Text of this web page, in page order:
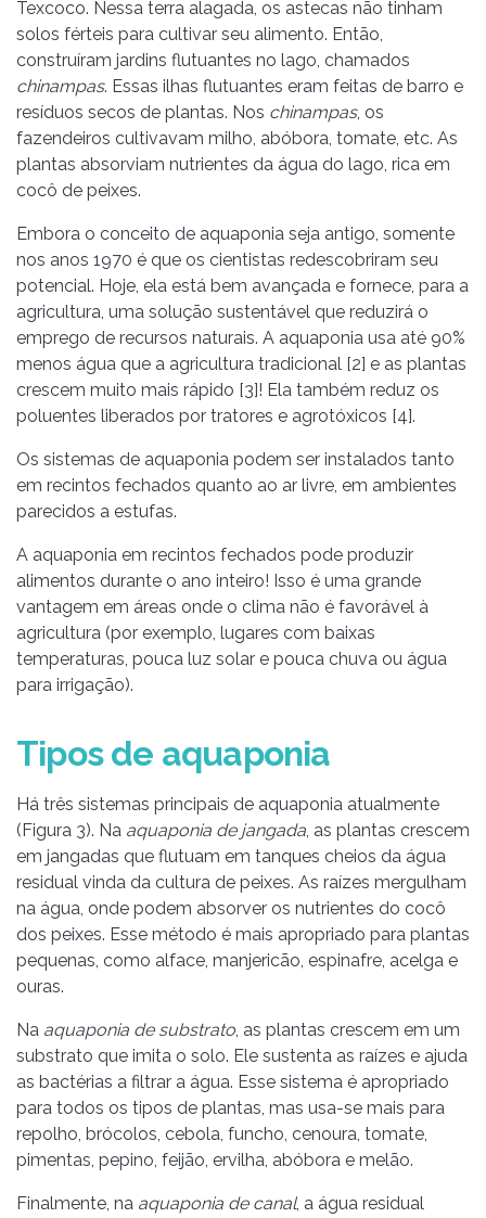
Texcoco. Nessa terra alagada, os astecas não tinham
solos férteis para cultivar seu alimento. Então,
construíram jardins flutuantes no lago, chamados
chinampas. Essas ilhas flutuantes eram feitas de barro e
resíduos secos de plantas. Nos chinampas, os
fazendeiros cultivavam milho, abóbora, tomate, etc. As
plantas absorviam nutrientes da água do lago, rica em
cocô de peixes.
Embora o conceito de aquaponia seja antigo, somente
nos anos 1970 é que os cientistas redescobriram seu
potencial. Hoje, ela está bem avançada e fornece, para a
agricultura, uma solução sustentável que reduzirá o
emprego de recursos naturais. A aquaponia usa até 90%
menos água que a agricultura tradicional [2] e as plantas
crescem muito mais rápido [3]! Ela também reduz os
poluentes liberados por tratores e agrotóxicos [4].
Os sistemas de aquaponia podem ser instalados tanto
em recintos fechados quanto ao ar livre, em ambientes
parecidos a estufas.
A aquaponia em recintos fechados pode produzir
alimentos durante o ano inteiro! Isso é uma grande
vantagem em áreas onde o clima não é favorável à
agricultura (por exemplo, lugares com baixas
temperaturas, pouca luz solar e pouca chuva ou água
para irrigação).
Tipos de aquaponia
Há três sistemas principais de aquaponia atualmente
(Figura 3). Na aquaponia de jangada, as plantas crescem
em jangadas que flutuam em tanques cheios da água
residual vinda da cultura de peixes. As raízes mergulham
na água, onde podem absorver os nutrientes do cocô
dos peixes. Esse método é mais apropriado para plantas
pequenas, como alface, manjericão, espinafre, acelga e
ouras.
Na aquaponia de substrato, as plantas crescem em um
substrato que imita o solo. Ele sustenta as raízes e ajuda
as bactérias a filtrar a água. Esse sistema é apropriado
para todos os tipos de plantas, mas usa-se mais para
repolho, brócolos, cebola, funcho, cenoura, tomate,
pimentas, pepino, feijão, ervilha, abóbora e melão.
Finalmente, na aquaponia de canal, a água residual